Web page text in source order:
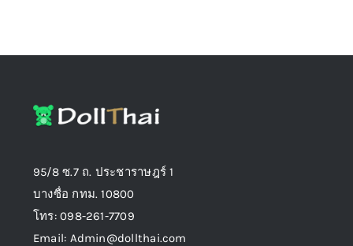
95/8 ซ.7 ถ. ประชาราษฎร์ 1
บางซื่อ กทม. 10800
โทร: 098-261-7709
Email: Admin@dollthai.com